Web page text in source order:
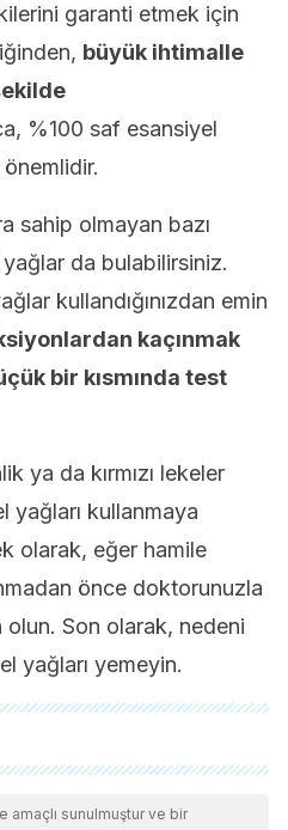
garanti etmek için
büyük ihtimalle
%100 saf esansiyel
önemlidir.
sahip olmayan bazı
da bulabilirsiniz.
kullandığınızdan emin
kaçınmak
bir kısmında test
ya da kırmızı lekeler
yağları kullanmaya
olarak, eğer hamile
önce doktorunuzla
Son olarak, nedeni
yağları yemeyin.
güvenilirliklerini,
sağlamak için ekibimiz
amaçlı sunulmuştur ve bir